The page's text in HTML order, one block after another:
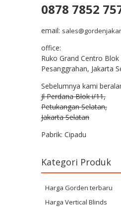
0878 7852
email:
office:
Ruko Grand Centro Blok
Pesanggrahan, Jakarta
Sebelumnya kami
Jl Perdana Blok i/11,
Petukangan Selatan,
Jakarta Selatan
Pabrik: Cipadu
Kategori Produk
Harga Gorden terbaru
Harga Vertical Blinds